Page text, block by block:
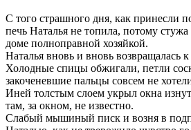
С того страшного дня, как принесли
печь Наталья не топила, потому стужа
доме полноправной хозяйкой.
Наталья вновь и вновь возвращалась
Холодные спицы обжигали, петли
закоченевшие пальцы совсем не
Иней толстым слоем укрыл окна
там, за окном, не известно.
Слабый мышиный писк и возня в